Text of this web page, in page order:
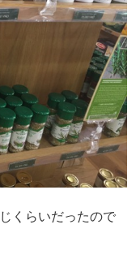
くらいだったので